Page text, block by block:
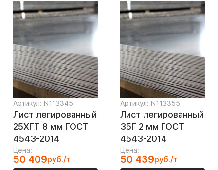
Артикул: N113345
Лист легированный
25ХГТ 8 мм ГОСТ
4543-2014
Цена:
50 409руб./т
Артикул: N113355
Лист легированный
35Г 2 мм ГОСТ
4543-2014
Цена:
50 439руб./т